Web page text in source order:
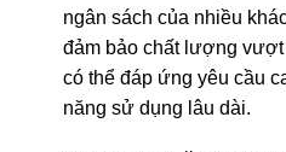
ngân sách của nhiều
đảm bảo chất lượng
có thể đáp ứng yêu cầu
năng sử dụng lâu dài.